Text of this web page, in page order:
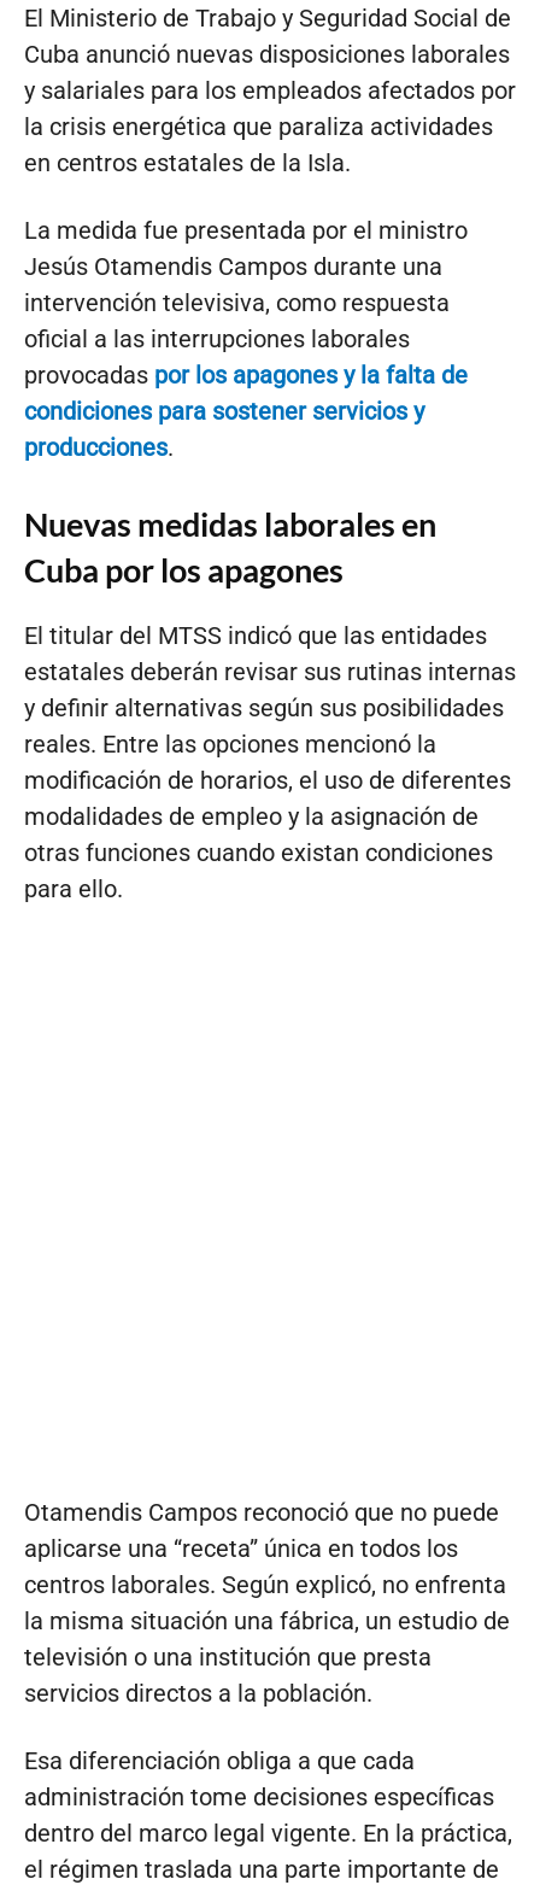
El Ministerio de Trabajo y Seguridad Social de
Cuba anunció nuevas disposiciones laborales
y salariales para los empleados afectados por
la crisis energética que paraliza actividades
en centros estatales de la Isla.
La medida fue presentada por el ministro
Jesús Otamendis Campos durante una
intervención televisiva, como respuesta
oficial a las interrupciones laborales
provocadas por los apagones y la falta de
condiciones para sostener servicios y
producciones.
Nuevas medidas laborales en
Cuba por los apagones
El titular del MTSS indicó que las entidades
estatales deberán revisar sus rutinas internas
y definir alternativas según sus posibilidades
reales. Entre las opciones mencionó la
modificación de horarios, el uso de diferentes
modalidades de empleo y la asignación de
otras funciones cuando existan condiciones
para ello.
Otamendis Campos reconoció que no puede
aplicarse una “receta” única en todos los
centros laborales. Según explicó, no enfrenta
la misma situación una fábrica, un estudio de
televisión o una institución que presta
servicios directos a la población.
Esa diferenciación obliga a que cada
administración tome decisiones específicas
dentro del marco legal vigente. En la práctica,
el régimen traslada una parte importante de